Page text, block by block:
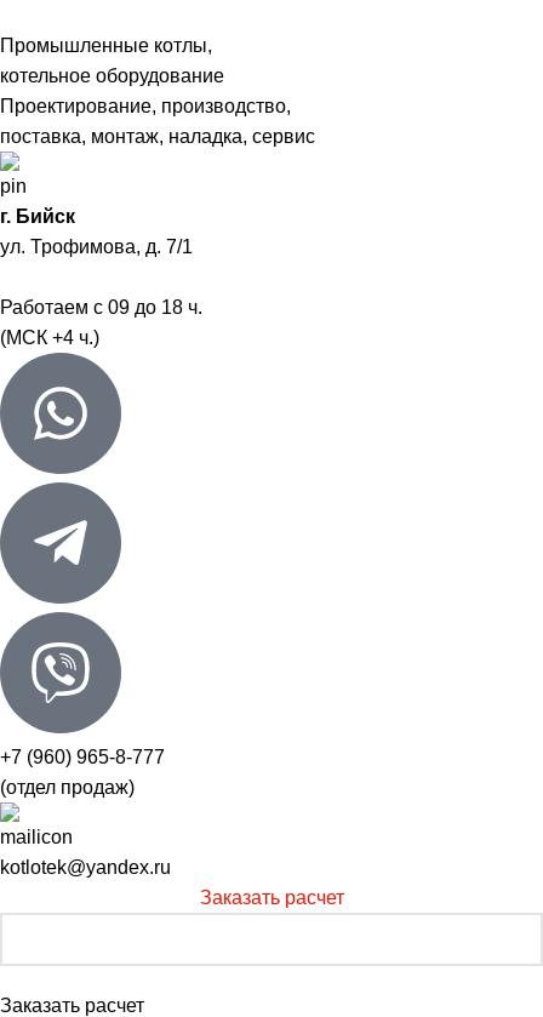
Промышленные котлы,
котельное оборудование
Проектирование, производство,
поставка, монтаж, наладка, сервис
г. Бийск
ул. Трофимова, д. 7/1
Работаем с 09 до 18 ч.
(МСК +4 ч.)
+7 (960) 965-8-777
(отдел продаж)
kotlotek@yandex.ru
Заказать расчет
Заказать расчет